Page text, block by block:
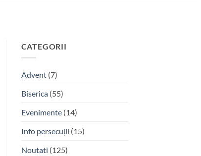
CATEGORII
Advent(7)
Biserica(55)
Evenimente(14)
Info persecuții (15)
Noutati (125)